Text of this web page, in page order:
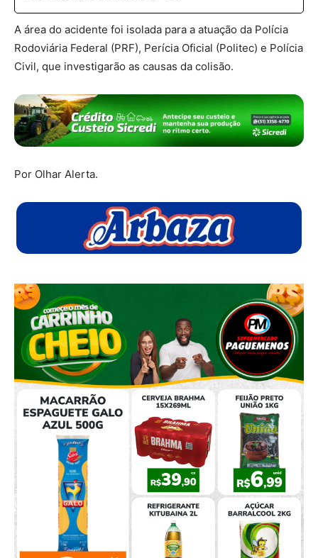
A área do acidente foi isolada para a atuação da Polícia
Rodoviária Federal (PRF), Perícia Oficial (Politec) e Polícia
Civil, que investigarão as causas da colisão.
Por Olhar Alerta.